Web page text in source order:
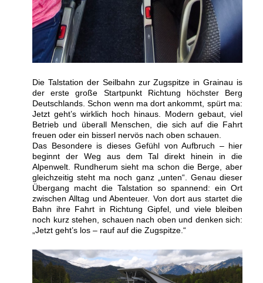
Die Talstation der Seilbahn zur Zugspitze in Grainau is
der erste große Startpunkt Richtung höchster Berg
Deutschlands. Schon wenn ma dort ankommt, spürt ma:
Jetzt geht’s wirklich hoch hinaus. Modern gebaut, viel
Betrieb und überall Menschen, die sich auf die Fahrt
freuen oder ein bisserl nervös nach oben schauen.
Das Besondere is dieses Gefühl von Aufbruch – hier
beginnt der Weg aus dem Tal direkt hinein in die
Alpenwelt. Rundherum sieht ma schon die Berge, aber
gleichzeitig steht ma noch ganz „unten“. Genau dieser
Übergang macht die Talstation so spannend: ein Ort
zwischen Alltag und Abenteuer. Von dort aus startet die
Bahn ihre Fahrt in Richtung Gipfel, und viele bleiben
noch kurz stehen, schauen nach oben und denken sich:
„Jetzt geht’s los – rauf auf die Zugspitze.“